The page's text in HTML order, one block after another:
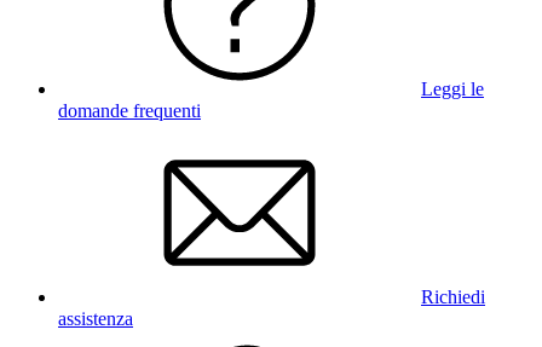
Leggi le
domande frequenti
Richiedi
assistenza